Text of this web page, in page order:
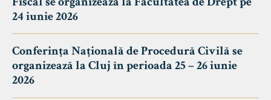
24 iunie 2026
Conferința Națională de Procedură Civilă se
organizează la Cluj în perioada 25 – 26 iunie
2026